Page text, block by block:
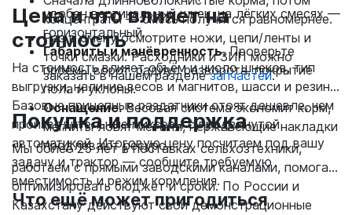
удобен вертикальный шнек, на лёгких смесях —
горизонтальный.
Габариты и манёвренность.Проверьте
проёмы ворот, радиус разворота, покрытие
пола и уклоны.
Оснащение.Весовая система экономит корм,
магниты ловят металл, нержавеющие накладки
продлевают ресурс.
концентраты — смесь получится равномернее.
Раз в смену осмотрите ножи, цепи/ленты и
точки смазки. Расходники и ЗИП можно
заказать в нашем разделезапчастей.
Цена и что влияет на
стоимость
На стоимость влияет объём и число шнеков, тип
выгрузки, наличие весов и магнитов, шасси и резина.
Базовые прицепные раздатчики стоят дешевле, чем
производительные миксеры с продвинутой
автоматикой. Итоговую цену посчитаем под вашу
задачу и трактор — сообщите требуемую
вместимость и режим кормления.
Покупка и поддержка
Мы более 25 лет в поставках сельхозтехники,
работаем с прямыми заводскими каналами, помогая
оптимизировать бюджет и сроки. По России и
Казахстану действуют свои демонстрационные
Что ещё может пригодиться